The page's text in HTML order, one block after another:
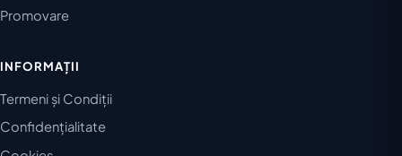
Promovare
INFORMAȚII
Termeni și Condiții
Confidențialitate